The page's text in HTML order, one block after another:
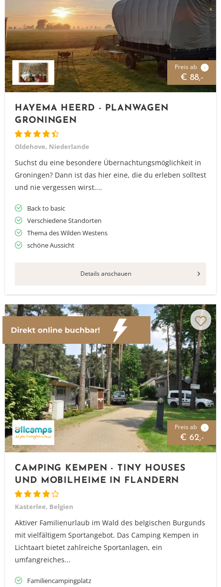
Preis ab i
€ 88,-
HAYEMA HEERD - PLANWAGEN
GRONINGEN
Oldehove, Niederlande
Suchst du eine besondere Übernachtungsmöglichkeit in
Groningen? Dann ist das hier eine, die du erleben solltest
und nie vergessen wirst....
Back to basic
Verschiedene Standorten
Thema des Wilden Westens
schöne Aussicht
Details anschauen
Preis ab i
€ 62,-
CAMPING KEMPEN - TINY HOUSES
UND MOBILHEIME IN FLANDERN
Kasterlee, Belgien
Aktiver Familienurlaub im Wald des belgischen Burgunds
mit vielfältigem Sportangebot. Das Camping Kempen in
Lichtaart bietet zahlreiche Sportanlagen, ein
umfangreiches...
Familiencampingplatz